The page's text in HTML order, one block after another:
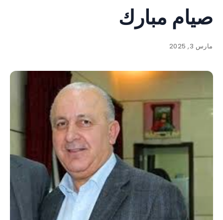
صيام مبارك
مارس 3, 2025